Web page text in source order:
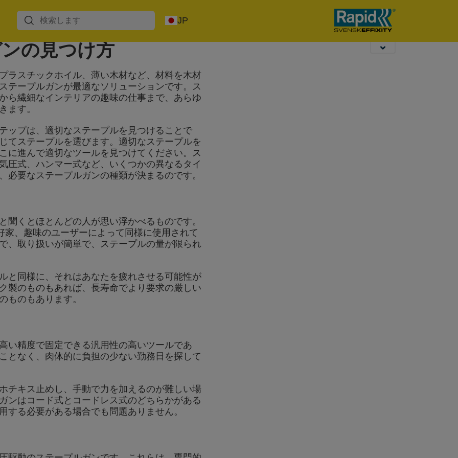
JP
リベッタ
ボードアンカー
デニングツール
の見つけ方
ラスチックホイル、薄い木材など、材料を木材
テープルガンが最適なソリューションです。ス
ら繊細なインテリアの趣味の仕事まで、あらゆ
ます。
ップは、適切なステープルを見つけることで
てステープルを選びます。適切なステープルを
に進んで適切なツールを見つけてください。ス
圧式、ハンマー式など、いくつかの異なるタイ
要なステープルガンの種類が決まるのです。
くとほとんどの人が思い浮かべるものです。
、趣味のユーザーによって同様に使用されて
、取り扱いが簡単で、ステープルの量が限られ
と同様に、それはあなたを疲れさせる可能性が
製のものもあれば、長寿命でより要求の厳しい
ものもあります。
い精度で固定できる汎用性の高いツールであ
となく、肉体的に負担の少ない勤務日を探して
チキス止めし、手動で力を加えるのが難しい場
ンはコード式とコードレス式のどちらかがある
る必要がある場合でも問題ありません。